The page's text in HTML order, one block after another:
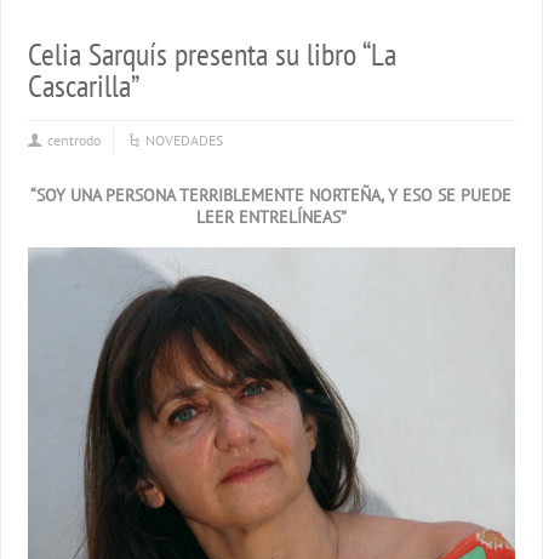
Celia Sarquís presenta su libro “La
Cascarilla”
centrodo NOVEDADES
“SOY UNA PERSONA TERRIBLEMENTE NORTEÑA, Y ESO SE PUEDE
LEER ENTRELÍNEAS”